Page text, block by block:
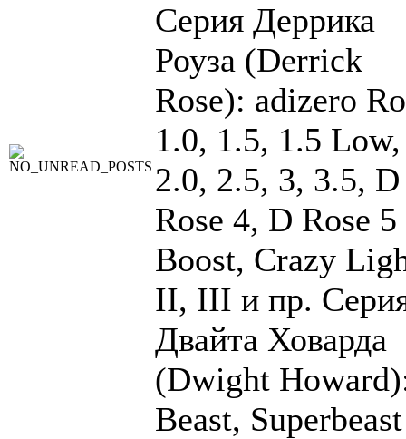
Серия Деррика
Роуза (Derrick
Rose): adizero
1.0, 1.5, 1.5 Low,
2.0, 2.5, 3, 3.5, D
Rose 4, D Rose 5
Boost, Crazy
II, III и пр.
Двайта Ховарда
(Dwight
Beast,